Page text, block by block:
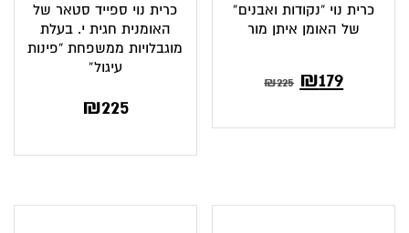
כרית נוי “נקודות ואבנים”
של האומן איתן מור
₪225 המחיר
₪179המחיר
כרית נוי ספייד סטאר של
האומנית חגית י. בעלת
מוגבלויות ממשפחת “פינות
עיגול”
₪225